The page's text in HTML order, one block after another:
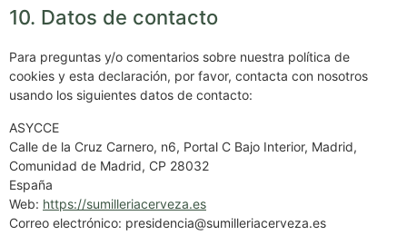
10. Datos de contacto
Para preguntas y/o comentarios sobre nuestra política de
cookies y esta declaración, por favor, contacta con nosotros
usando los siguientes datos de contacto:
ASYCCE
Calle de la Cruz Carnero, n6, Portal C Bajo Interior, Madrid,
Comunidad de Madrid, CP 28032
España
Web: https://sumilleriacerveza.es
Correo electrónico: presidencia@sumilleriacerveza.es